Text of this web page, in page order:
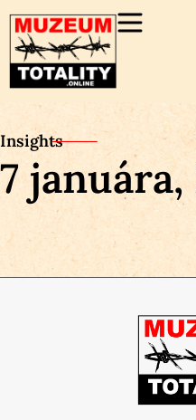
Insights
7 januára,